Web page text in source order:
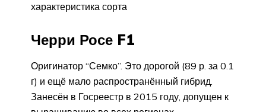
характеристика сорта
Черри Росе F1
Оригинатор “Семко”. Это дорогой (89 р. за 0.1
г) и ещё мало распространённый гибрид.
Занесён в Госреестр в 2015 году, допущен к